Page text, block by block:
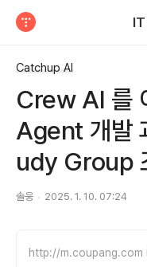
IT
Catchup AI
Crew AI 를
Agent 개발
udy Group
솔웅 2025. 1. 10. 07:24
http://m.coupang.com